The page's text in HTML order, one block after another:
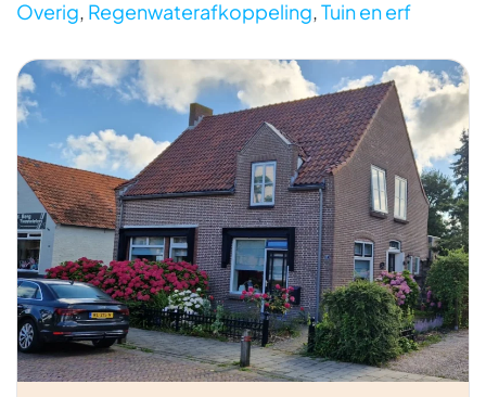
Overig, Regenwaterafkoppeling,Tuin en erf